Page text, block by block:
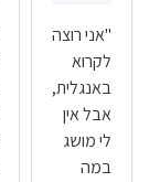
"אני רוצה
לקרוא
באנגלית,
אבל אין
לי מושג
במה